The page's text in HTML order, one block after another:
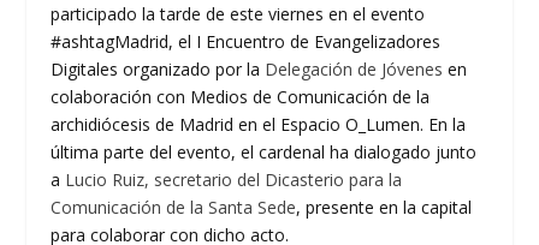
participado la tarde de este viernes en el evento
#ashtagMadrid, el I Encuentro de Evangelizadores
Digitales organizado por la Delegación de Jóvenes en
colaboración con Medios de Comunicación de la
archidiócesis de Madrid en el Espacio O_Lumen. En la
última parte del evento, el cardenal ha dialogado junto
a Lucio Ruiz, secretario del Dicasterio para la
Comunicación de la Santa Sede, presente en la capital
para colaborar con dicho acto.